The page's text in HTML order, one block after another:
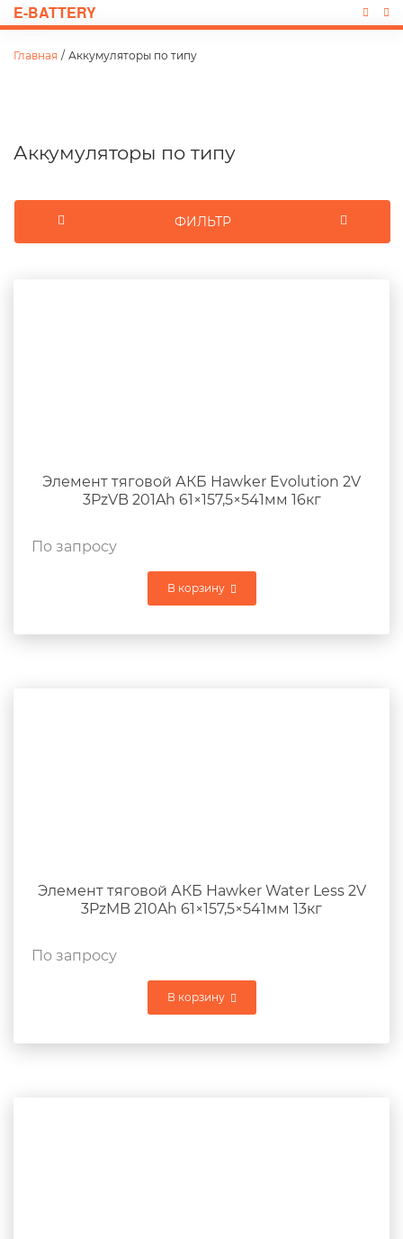
E-BATTERY
Главная / Аккумуляторы по типу
Аккумуляторы по типу
Элемент тяговой АКБ Hawker Evolution 2V
3PzVB 201Ah 61×157,5×541мм 16кг
По запросу
В корзину
Элемент тяговой АКБ Hawker Water Less 2V
3PzMB 210Ah 61×157,5×541мм 13кг
По запросу
В корзину
ФИЛЬТР